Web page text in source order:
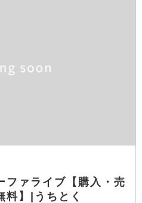
ファライブ【購入・売
料】|うちとく